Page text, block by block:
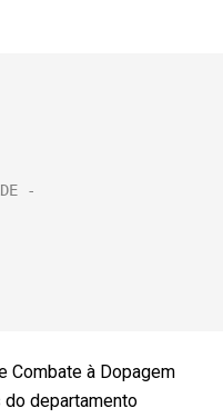
Combate à Dopagem
do departamento